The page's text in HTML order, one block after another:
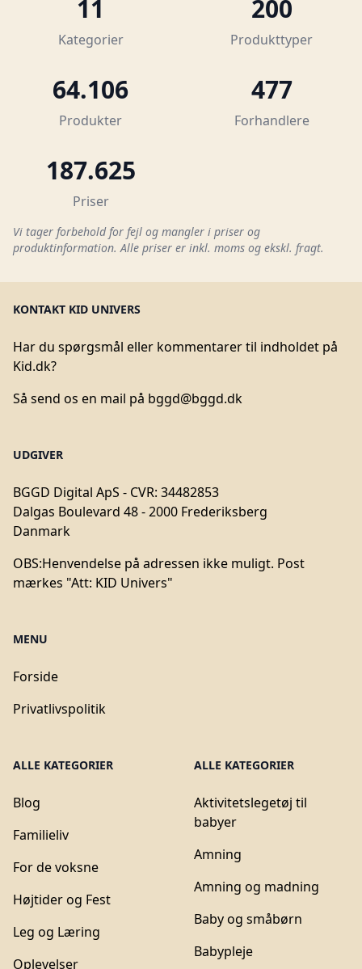
11
Kategorier
200
Produkttyper
64.106
Produkter
477
Forhandlere
187.625
Priser
Vi tager forbehold for fejl og mangler i priser og
produktinformation. Alle priser er inkl. moms og ekskl. fragt.
KONTAKT KID UNIVERS
Har du spørgsmål eller kommentarer til indholdet på
Kid.dk?
Så send os en mail på bggd@bggd.dk
UDGIVER
BGGD Digital ApS - CVR: 34482853
Dalgas Boulevard 48 - 2000 Frederiksberg
Danmark
OBS:Henvendelse på adressen ikke muligt. Post
mærkes "Att: KID Univers"
MENU
Forside
Privatlivspolitik
ALLE KATEGORIER
Blog
Familieliv
For de voksne
Højtider og Fest
Leg og Læring
Oplevelser
ALLE KATEGORIER
Aktivitetslegetøj til
babyer
Amning
Amning og madning
Baby og småbørn
Babypleje